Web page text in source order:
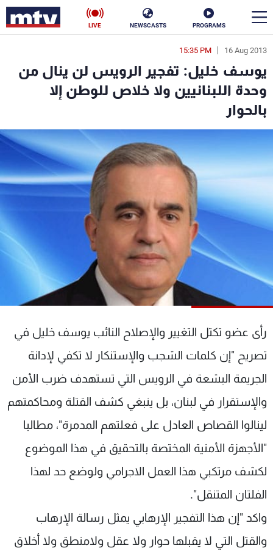
PROGRAMS
NEWSCASTS
LIVE
16 Aug 2013
15:35 PM
يوسف خليل: تفجير الرويس لن ينال من
وحدة اللبنانيين ولا خلاص للوطن إلا
بالحوار
رأى عضو تكتل التغيير والإصلاح النائب يوسف خليل في
تصريح "إن كلمات الشجب والإستنكار لا تكفي لإدانة
الجريمة البشعة في الرويس التي تستهدف ضرب الأمن
والإستقرار في لبنان، بل ينبغي كشف القتلة ومحاكمتهم
لينالوا القصاص العادل على فعلتهم المدمرة"، مطالبا
"الأجهزة الأمنية المختصة بالتحقيق في هذا الموضوع
لكشف مرتكبي هذا العمل الاجرامي ولوضع حد لهذا
الفلتان المتنقل".
واكد "إن هذا التفجير الإرهابي يمثل رسالة الإرهاب
والقتل التي لا يقبلها حوار ولا عقل ولامنطق ولا أخلاق
en
الأخبار
سياسة
فن
منوعات رياضة
كأس العالم
جدول البرامج
شاهد البرامج
الترددات
الإنـتـاج
وظائف
تواصل معنا
سياسة الخصوصية